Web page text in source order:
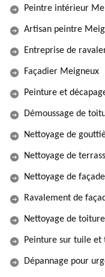
Peintre intérieur
Artisan peintre
Entreprise de
Façadier Meigneux
Peinture et
Démoussage de
Nettoyage de
Nettoyage de
Nettoyage de
Ravalement de
Nettoyage de
Peinture sur tuile
Dépannage pour